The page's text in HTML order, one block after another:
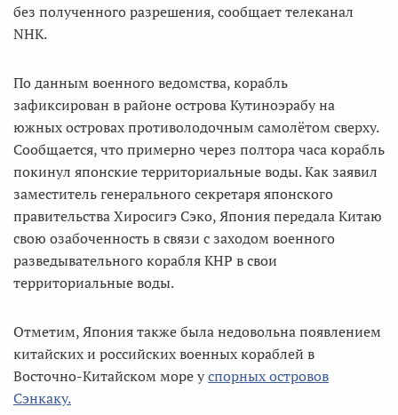
без полученного разрешения, сообщает телеканал
NHK.
По данным военного ведомства, корабль
зафиксирован в районе острова Кутиноэрабу на
южных островах противолодочным самолётом сверху.
Сообщается, что примерно через полтора часа корабль
покинул японские территориальные воды. Как заявил
заместитель генерального секретаря японского
правительства Хиросигэ Сэко, Япония передала Китаю
свою озабоченность в связи с заходом военного
разведывательного корабля КНР в свои
территориальные воды.
Отметим, Япония также была недовольна появлением
китайских и российских военных кораблей в
Восточно-Китайском море успорных островов
Сэнкаку.